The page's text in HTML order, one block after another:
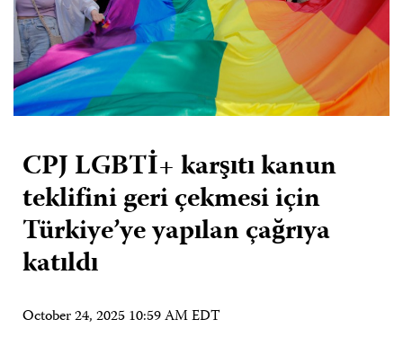
CPJ LGBTİ+ karşıtı kanun
teklifini geri çekmesi için
Türkiye’ye yapılan çağrıya
katıldı
October 24, 2025 10:59 AM EDT